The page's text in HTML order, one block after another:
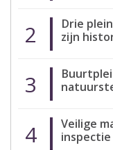
2
Drie
zijn
3
4
Veilige